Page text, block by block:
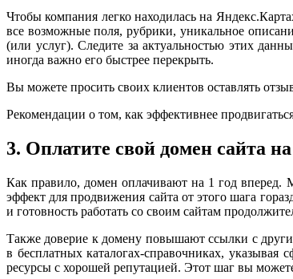
Чтобы компания легко находилась на
все возможные поля, рубрики, уникальное
(или услуг). Следите за актуальностью этих
иногда важно его быстрее перекрыть.
Вы можете просить своих клиентов оставлять
Рекомендации о том, как эффективнее
3. Оплатите свой домен сайта
Как правило, домен оплачивают на 1 год вперед.
эффект для продвижения сайта от этого шага
и готовность работать со своим сайтам
Также доверие к домену повышают ссылки с
в бесплатных каталогах-справочниках,
ресурсы с хорошей репутацией. Этот шаг вы